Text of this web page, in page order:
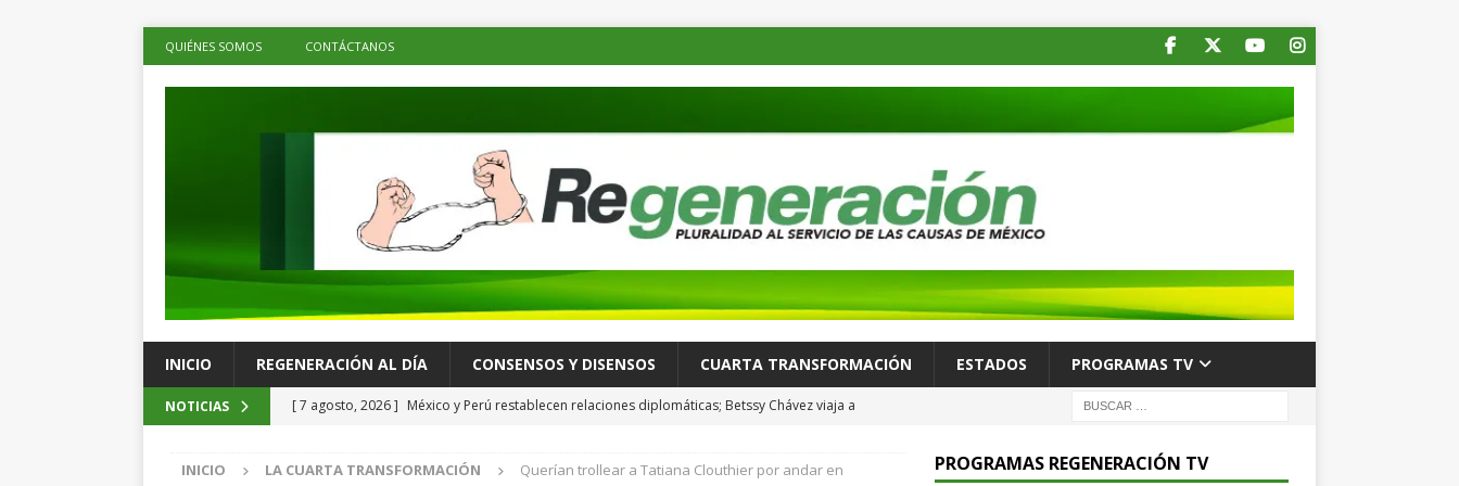
QUIÉNES SOMOS CONTÁCTANOS
INICIO REGENERACIÓN AL DÍA CONSENSOS Y DISENSOS CUARTA TRANSFORMACIÓN ESTADOS PROGRAMAS TV
NOTICIAS [ 7 agosto, 2026 ] México y Perú restablecen relaciones diplomáticas; Betssy Chávez viaja a
[ 7 agosto, 2026 ] Inflación en México se desacelera en julio y se ubica en su nivel más bajo en
INICIO LA CUARTA TRANSFORMACIÓN
Querían trollear a Tatiana Clouthier por andar en
PROGRAMAS REGENERACIÓN TV